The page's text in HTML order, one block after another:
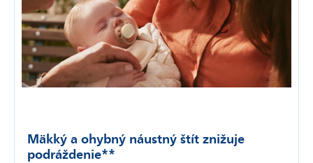
Mäkký a ohybný náustný štít znižuje
podráždenie**